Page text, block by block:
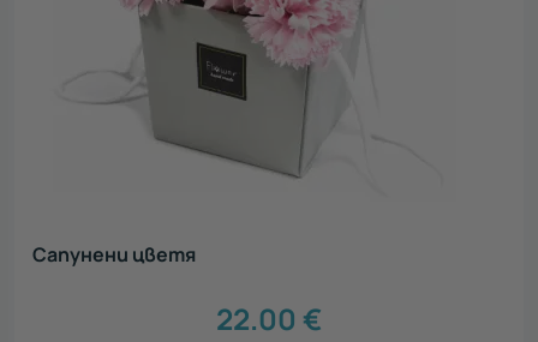
Сапунени цветя
22.00 €